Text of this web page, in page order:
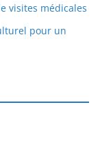
visites médicales
pour un